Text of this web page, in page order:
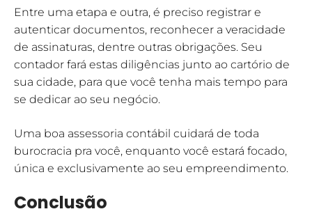
Entre uma etapa e outra, é preciso registrar e
autenticar documentos, reconhecer a veracidade
de assinaturas, dentre outras obrigações. Seu
contador fará estas diligências junto ao cartório de
sua cidade, para que você tenha mais tempo para
se dedicar ao seu negócio.
Uma boa assessoria contábil cuidará de toda
burocracia pra você, enquanto você estará focado,
única e exclusivamente ao seu empreendimento.
Conclusão